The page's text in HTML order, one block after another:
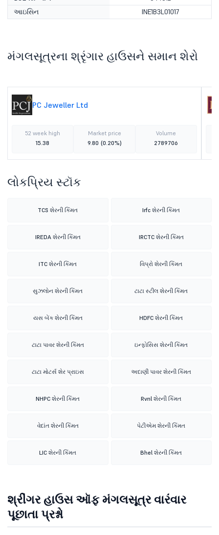
આઇસિન
INE1B3L01017
મંગલસૂત્રના શ્રૃંગાર હાઉસને સમાન શેરો
PC Jeweller Ltd
52 week high
15.38
Market price
9.80 (0.20%)
Volume
2789706
લોકપ્રિય સ્ટૉક
TCS શેરની કિંમત Irfc શેરની કિંમત
IREDA શેરની કિંમત IRCTC શેરની કિંમત
ITC શેરની કિંમત વિપ્રો શેરની કિંમત
સુઝલોન શેરની કિંમત ટાટા સ્ટીલ શેરની કિંમત
યસ બેંક શેરની કિંમત HDFC શેરની કિંમત
ટાટા પાવર શેરની કિંમત ઇન્ફોસિસ શેરની કિંમત
ટાટા મોટર્સ શેર પ્રાઇસ અદાણી પાવર શેરની કિંમત
NHPC શેરની કિંમત Rvnl શેરની કિંમત
વેદાંત શેરની કિંમત પેટીએમ શેરની કિંમત
LIC શેરની કિંમત Bhel શેરની કિંમત
શ્રીંગર હાઉસ ઑફ મંગલસૂત્ર વારંવાર
પૂછાતા પ્રશ્નો